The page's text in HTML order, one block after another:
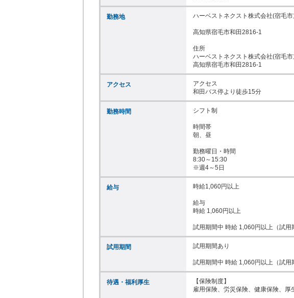
勤務地 ハーベストネクスト株式会社(宿毛
高知県宿毛市和田2816-1
住所
ハーベストネクスト株式会社(宿毛
高知県宿毛市和田2816-1
アクセス
アクセス
和田バス停より徒歩15分
勤務時間 シフト制
時間帯
朝、昼
勤務曜日・時間
8:30～15:30
※週4～5日
給与 時給1,060円以上
給与
時給 1,060円以上
試用期間中 時給 1,060円以上（試用
試用期間 試用期間あり
試用期間中 時給 1,060円以上（試用
待遇・福利厚生
【保険制度】
雇用保険、労災保険、健康保険、厚